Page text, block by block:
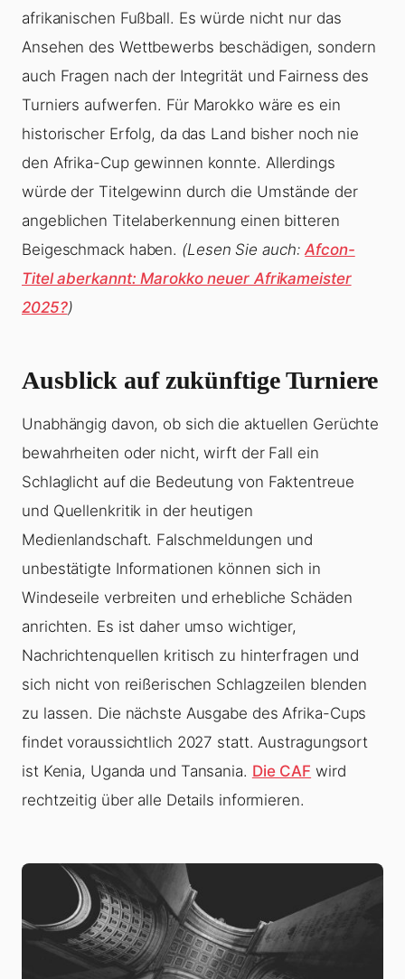
afrikanischen Fußball. Es würde nicht nur das
Ansehen des Wettbewerbs beschädigen, sondern
auch Fragen nach der Integrität und Fairness des
Turniers aufwerfen. Für Marokko wäre es ein
historischer Erfolg, da das Land bisher noch nie
den Afrika-Cup gewinnen konnte. Allerdings
würde der Titelgewinn durch die Umstände der
angeblichen Titelaberkennung einen bitteren
Beigeschmack haben. (Lesen Sie auch:Afcon-
Titel aberkannt: Marokko neuer Afrikameister
2025?)
Ausblick auf zukünftige Turniere
Unabhängig davon, ob sich die aktuellen Gerüchte
bewahrheiten oder nicht, wirft der Fall ein
Schlaglicht auf die Bedeutung von Faktentreue
und Quellenkritik in der heutigen
Medienlandschaft. Falschmeldungen und
unbestätigte Informationen können sich in
Windeseile verbreiten und erhebliche Schäden
anrichten. Es ist daher umso wichtiger,
Nachrichtenquellen kritisch zu hinterfragen und
sich nicht von reißerischen Schlagzeilen blenden
zu lassen. Die nächste Ausgabe des Afrika-Cups
findet voraussichtlich 2027 statt. Austragungsort
ist Kenia, Uganda und Tansania. Die CAF wird
rechtzeitig über alle Details informieren.